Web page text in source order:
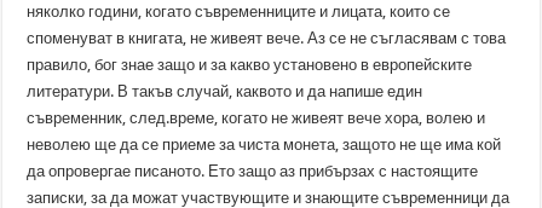
няколко години, когато съвременниците и лицата, които се
споменуват в книгата, не живеят вече. Аз се не съгласявам с това
правило, бог знае защо и за какво установено в европейските
литератури. В такъв случай, каквото и да напише един
съвременник, след.време, когато не живеят вече хора, волею и
неволею ще да се приеме за чиста монета, защото не ще има кой
да опровергае писаното. Ето защо аз прибързах с настоящите
записки, за да можат участвующите и знающите съвременници да